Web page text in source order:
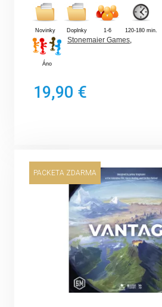
Novinky Doplnky 1-6 120-180 min.
Áno
Stonemaier Games,
19,90 €
PACKETA ZDARMA